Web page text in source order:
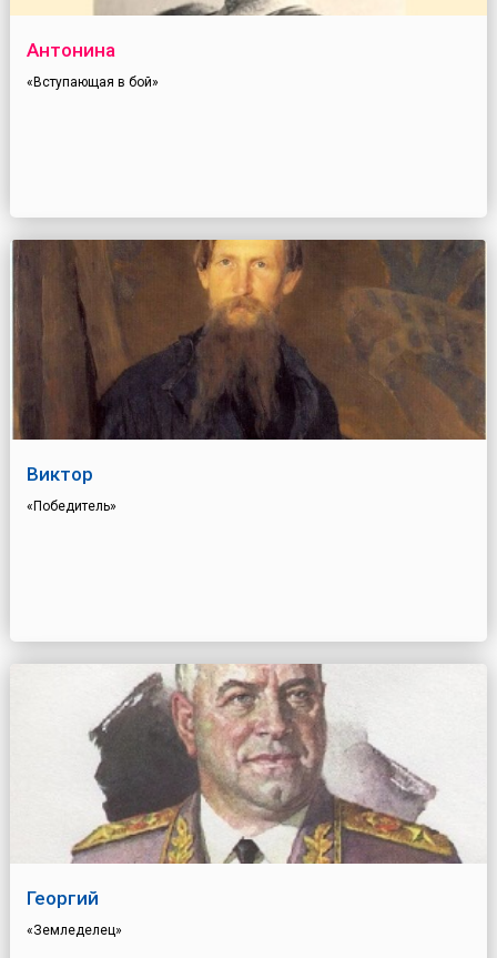
Антонина
«Вступающая в бой»
Виктор
«Победитель»
Георгий
«Земледелец»